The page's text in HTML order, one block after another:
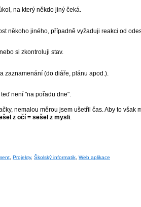
na který někdo jiný čeká.
někoho jiného, případně vyžaduji reakci od
si zkontroluji stav.
zaznamenání (do diáře, plánu apod.).
není "na pořadu dne".
nemalou měrou jsem ušetřil čas. Aby to však
z očí = sešel z mysli
, Projekty, Školský informatik, Web aplikace